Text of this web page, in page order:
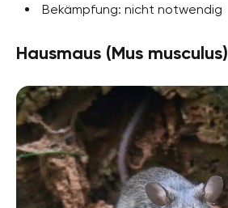
Bekämpfung: nicht notwendig
Hausmaus (Mus musculus)